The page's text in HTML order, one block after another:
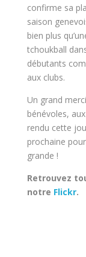
confirme sa
saison
bien plus
tchoukball
débutants
aux clubs.
Un grand
bénévoles,
rendu cette
prochaine
grande !
Retrouvez
notre Flickr.